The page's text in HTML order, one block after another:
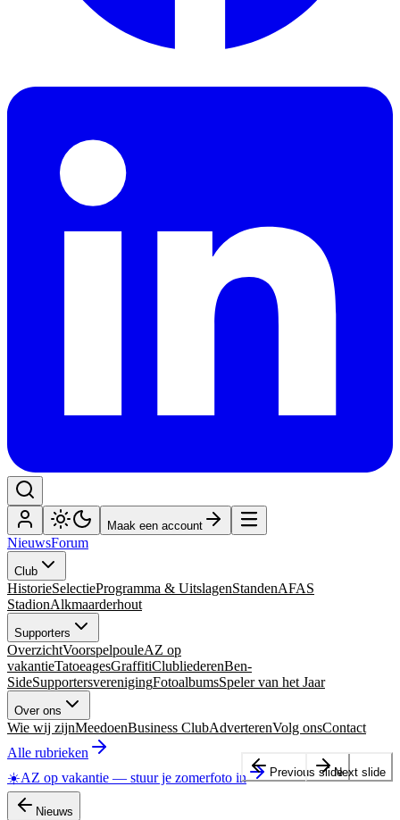
Maak een account
NieuwsForum
Club
HistorieSelectieProgramma & UitslagenStandenAFAS
StadionAlkmaarderhout
Supporters
OverzichtVoorspelpouleAZ op
vakantieTatoeagesGraffitiClubliederenBen-
SideSupportersverenigingFotoalbumsSpeler van het Jaar
Over ons
Wie wij zijnMeedoenBusiness ClubAdverterenVolg onsContact
Alle rubrieken
☀️AZ op vakantie — stuur je zomerfoto in
Nieuws
Previous slideNext slide